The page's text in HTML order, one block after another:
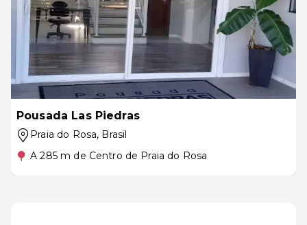
Pousada Las Piedras
Praia do Rosa, Brasil
A 285 m de Centro de Praia do Rosa